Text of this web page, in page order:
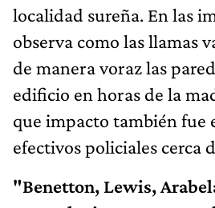
localidad sureña. En las
observa como las llamas
de manera voraz las
edificio en horas de la
que impacto también fue
efectivos policiales cerca
"Benetton, Lewis,